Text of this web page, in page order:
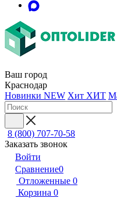
Ваш город
Краснодар
Новинки NEW Хит ХИТ
8 (800) 707-70-58
Заказать звонок
Войти
Сравнение0
Отложенные 0
Корзина 0